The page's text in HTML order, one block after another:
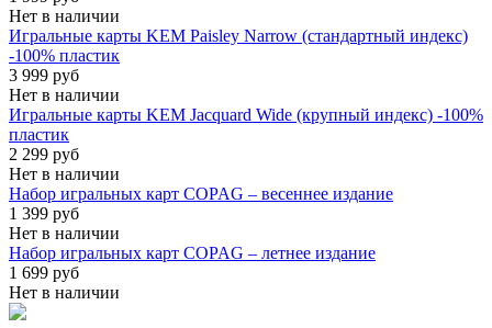
Нет в наличии
Игральные карты KEM Paisley Narrow (стандартный индекс)
-100% пластик
3 999 руб
Нет в наличии
Игральные карты KEM Jacquard Wide (крупный индекс) -100%
пластик
2 299 руб
Нет в наличии
Набор игральных карт COPAG – весеннее издание
1 399 руб
Нет в наличии
Набор игральных карт COPAG – летнее издание
1 699 руб
Нет в наличии